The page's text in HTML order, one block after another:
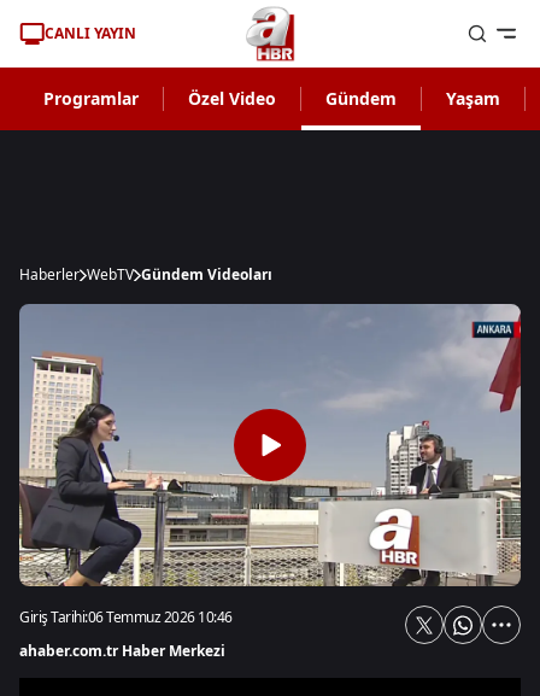
CANLI YAYIN
Programlar Özel Video Gündem Yaşam
Haberler WebTV Gündem Videoları
Giriş Tarihi:06 Temmuz 2026 10:46
ahaber.com.tr Haber Merkezi